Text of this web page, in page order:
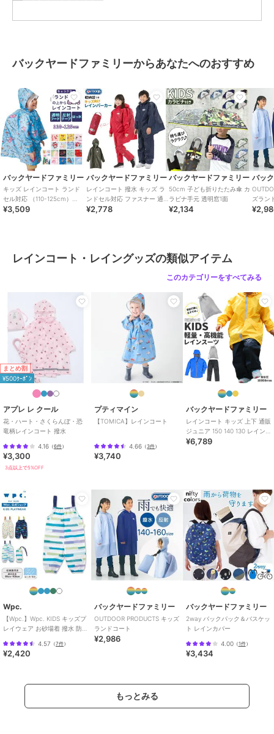
[身長]135cm～145cm [胸囲]65cm～72cm [胴囲]54cm～62cm
[身長]145cm～155cm [胸囲]70cm～78cm [胴囲]58cm～66cm
【160サイズ】
[身長]155cm～165cm [胸囲]76cm～84cm [胴囲]62cm～70cm
※サイズは当店平置き実寸サイズです。実際の商品とは多少の誤差が
生じる場合がございます。あらかじめご了承ください。
【重量】
約275g（※140センチサイズの商品の重量を記載しています。）
【注意点】
※この製品は、通気性の無い防水素材を使用しており、熱さや運動に
よる発汗でムレることがあります。
※商品画像はイメージです。実際の商品とは多少異なる場合がござい
【ご利用シーン】
プレゼント 贈り物 ギフト お返し 引っ越し祝い 新生活 お祝い 内祝い
ブランド バックヤードファミリー
ショップ バックヤードファミリー
商品カテゴリ 傘・レイングッズ ／
レインコー
ト・レイングッズ
性別タイプ
傘・レイングッズ
ト・レイングッズ
ボーイズ
レインコー
ト・レイングッズ
カラー クリア、ライトブルー
バックヤードファミリーからあなたへのおすすめ
バックヤードファミリー
キッズ レインコート ランド
セル対応 （110-125cm）
RACO1N
¥3,509
バックヤードファミリー
レインコート 撥水 キッズ ラ
ンドセル対応 ファスナー 通
販 OUTDOOR PRODUCTS ア
¥2,778
バックヤードファミリー
50cm 子ども折りたたみ傘 カ
ラビナ手元 透明窓1面
¥2,134
バッ
ズラン
レインコート・レイングッズの類似アイテム
このカテゴリーをすべてみる
まとめ割
¥500ｸｰﾎﾟﾝ
アプレ レ クール
花・ハート・さくらんぼ・恐
竜柄レインコート 撥水
4.16 （6件）
¥3,300
3点以上で5%OFF
プティマイン
【TOMICA】レインコート
4.66 （3件）
¥3,740
バックヤードファミリー
レインコート キッズ 上下 通販
ジュニア 150 140 130 レイン
スーツ 軽量 軽い 防水
¥6,789
Wpc.
【Wpc.】Wpc. KIDS キッズプ
レイウェア お砂場着 撥水 防水
4.57 （7件）
¥2,420
バックヤードファミリー
OUTDOOR PRODUCTS キッズ
ランドコート
¥2,986
バックヤードファミリー
2way バックパック＆バスケッ
ト レインカバー
4.00（1件）
¥3,434
もっとみる